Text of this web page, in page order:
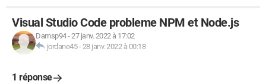
Visual Studio Code probleme NPM et Node.js
Damsp94-27 janv. 2022 à 17:02
jordane45-28 janv. 2022 à 00:18
1 réponse